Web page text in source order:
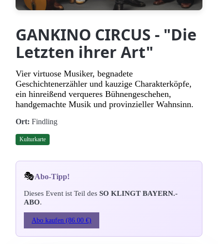
GANKINO CIRCUS - "Die
Letzten ihrer Art"
Vier virtuose Musiker, begnadete
Geschichtenerzähler und kauzige Charakterköpfe,
ein hinreißend verqueres Bühnengeschehen,
handgemachte Musik und provinzieller Wahnsinn.
Ort: Findling
Kulturkarte
🎭Abo-Tipp!
Dieses Event ist Teil des SO KLINGT BAYERN.-
ABO.
Abo kaufen (86.00 €)